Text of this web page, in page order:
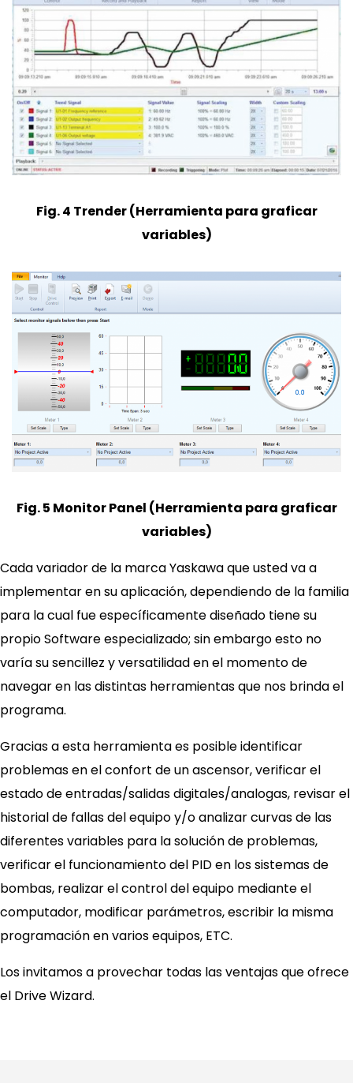
Fig. 4 Trender (Herramienta para graficar
variables)
Fig. 5 Monitor Panel (Herramienta para graficar
variables)
Cada variador de la marca Yaskawa que usted va a
implementar en su aplicación, dependiendo de la familia
para la cual fue específicamente diseñado tiene su
propio Software especializado; sin embargo esto no
varía su sencillez y versatilidad en el momento de
navegar en las distintas herramientas que nos brinda el
programa.
Gracias a esta herramienta es posible identificar
problemas en el confort de un ascensor, verificar el
estado de entradas/salidas digitales/analogas, revisar el
historial de fallas del equipo y/o analizar curvas de las
diferentes variables para la solución de problemas,
verificar el funcionamiento del PID en los sistemas de
bombas, realizar el control del equipo mediante el
computador, modificar parámetros, escribir la misma
programación en varios equipos, ETC.
Los invitamos a provechar todas las ventajas que ofrece
el Drive Wizard.